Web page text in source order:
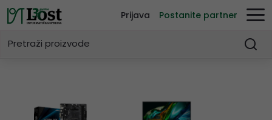
Prijava Postanite partner